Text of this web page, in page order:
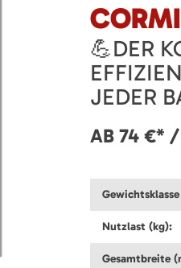
💪DER
JEDER
AB 74 €* /
Nutzlast (kg):
Gesamtbreite